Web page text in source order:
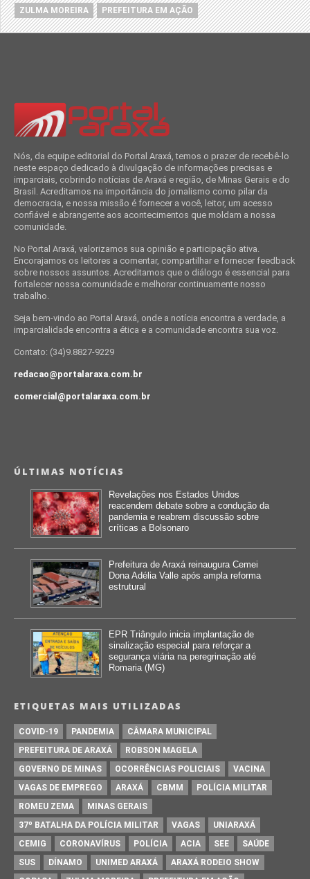
ZULMA MOREIRA
PREFEITURA EM AÇÃO
Nós, da equipe editorial do Portal Araxá, temos o prazer de recebê-lo
neste espaço dedicado à divulgação de informações precisas e
imparciais, cobrindo notícias de Araxá e região, de Minas Gerais e do
Brasil. Acreditamos na importância do jornalismo como pilar da
democracia, e nossa missão é fornecer a você, leitor, um acesso
confiável e abrangente aos acontecimentos que moldam a nossa
comunidade.
No Portal Araxá, valorizamos sua opinião e participação ativa.
Encorajamos os leitores a comentar, compartilhar e fornecer feedback
sobre nossos assuntos. Acreditamos que o diálogo é essencial para
fortalecer nossa comunidade e melhorar continuamente nosso
trabalho.
Seja bem-vindo ao Portal Araxá, onde a notícia encontra a verdade, a
imparcialidade encontra a ética e a comunidade encontra sua voz.
Contato: (34)9.8827-9229
redacao@portalaraxa.com.br
comercial@portalaraxa.com.br
ÚLTIMAS NOTÍCIAS
Revelações nos Estados Unidos
reacendem debate sobre a condução da
pandemia e reabrem discussão sobre
críticas a Bolsonaro
Prefeitura de Araxá reinaugura Cemei
Dona Adélia Valle após ampla reforma
estrutural
EPR Triângulo inicia implantação de
sinalização especial para reforçar a
segurança viária na peregrinação até
Romaria (MG)
ETIQUETAS MAIS UTILIZADAS
COVID-19 PANDEMIA
CÂMARA MUNICIPAL
PREFEITURA DE ARAXÁ
ROBSON MAGELA
GOVERNO DE MINAS
OCORRÊNCIAS POLICIAIS
VACINA
VAGAS DE EMPREGO
ARAXÁ CBMM
POLÍCIA MILITAR
ROMEU ZEMA
MINAS GERAIS
37º BATALHA DA POLÍCIA MILITAR
VAGAS
UNIARAXÁ
CEMIG
CORONAVÍRUS POLÍCIA ACIA SEE
SAÚDE
SUS
DÍNAMO UNIMED ARAXÁ
ARAXÁ RODEIO SHOW